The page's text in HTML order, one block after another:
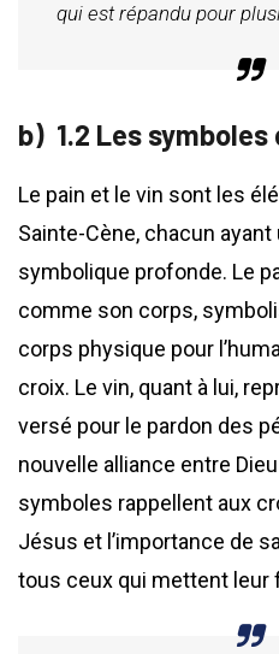
qui est répandu pour
1.2 Les
Le pain et le vin sont les
Sainte-Cène, chacun
symbolique profonde. Le
comme son corps,
corps physique pour
croix. Le vin, quant à lui,
versé pour le pardon des
nouvelle alliance entre
symboles rappellent aux
Jésus et l’importance de
tous ceux qui mettent leur